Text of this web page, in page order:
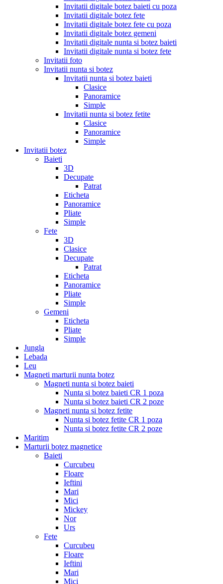
Invitatii digitale botez baieti cu poza
Invitatii digitale botez fete
Invitatii digitale botez fete cu poza
Invitatii digitale botez gemeni
Invitatii digitale nunta si botez baieti
Invitatii digitale nunta si botez fete
Invitatii foto
Invitatii nunta si botez
Invitatii nunta si botez baieti
Clasice
Panoramice
Simple
Invitatii nunta si botez fetite
Clasice
Panoramice
Simple
Invitatii botez
Baieti
3D
Decupate
Patrat
Eticheta
Panoramice
Pliate
Simple
Fete
3D
Clasice
Decupate
Patrat
Eticheta
Panoramice
Pliate
Simple
Gemeni
Eticheta
Pliate
Simple
Jungla
Lebada
Leu
Magneti marturii nunta botez
Magneti nunta si botez baieti
Nunta si botez baieti CR 1 poza
Nunta si botez baieti CR 2 poze
Magneti nunta si botez fetite
Nunta si botez fetite CR 1 poza
Nunta si botez fetite CR 2 poze
Maritim
Marturii botez magnetice
Baieti
Curcubeu
Floare
Ieftini
Mari
Mici
Mickey
Nor
Urs
Fete
Curcubeu
Floare
Ieftini
Mari
Mici